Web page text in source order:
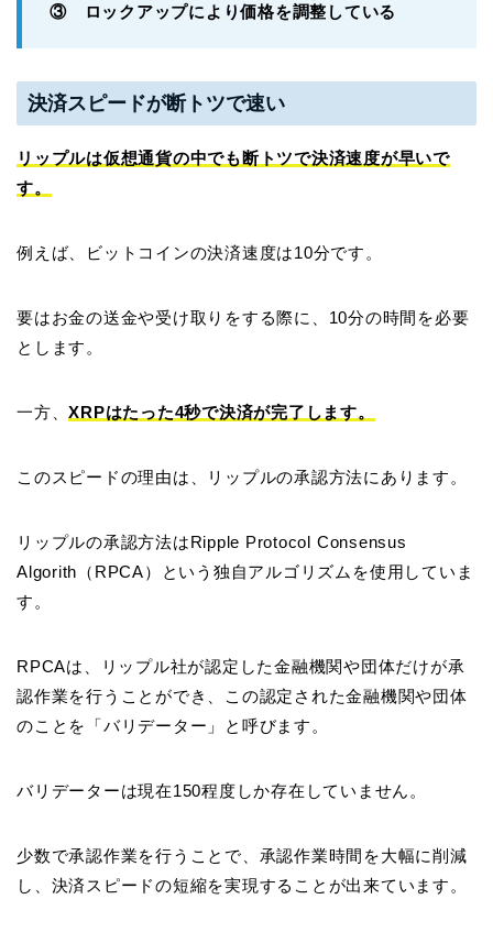
③ ロックアップにより価格を調整している
決済スピードが断トツで速い
リップルは仮想通貨の中でも断トツで決済速度が早いで
す。
例えば、ビットコインの決済速度は10分です。
要はお金の送金や受け取りをする際に、10分の時間を必要
とします。
一方、XRPはたった4秒で決済が完了します。
このスピードの理由は、リップルの承認方法にあります。
リップルの承認方法はRipple Protocol Consensus
Algorith（RPCA）という独自アルゴリズムを使用していま
す。
RPCAは、リップル社が認定した金融機関や団体だけが承
認作業を行うことができ、この認定された金融機関や団体
のことを「バリデーター」と呼びます。
バリデーターは現在150程度しか存在していません。
少数で承認作業を行うことで、承認作業時間を大幅に削減
し、決済スピードの短縮を実現することが出来ています。